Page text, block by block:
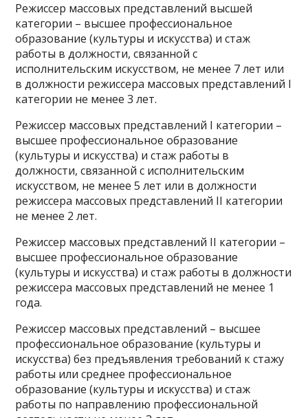
Режиссер массовых представлений высшей
категории – высшее профессиональное
образование (культуры и искусства) и стаж
работы в должности, связанной с
исполнительским искусством, не менее 7 лет или
в должности режиссера массовых представлений I
категории не менее 3 лет.
Режиссер массовых представлений I категории –
высшее профессиональное образование
(культуры и искусства) и стаж работы в
должности, связанной с исполнительским
искусством, не менее 5 лет или в должности
режиссера массовых представлений II категории
не менее 2 лет.
Режиссер массовых представлений II категории –
высшее профессиональное образование
(культуры и искусства) и стаж работы в должности
режиссера массовых представлений не менее 1
года.
Режиссер массовых представлений – высшее
профессиональное образование (культуры и
искусства) без предъявления требований к стажу
работы или среднее профессиональное
образование (культуры и искусства) и стаж
работы по направлению профессиональной